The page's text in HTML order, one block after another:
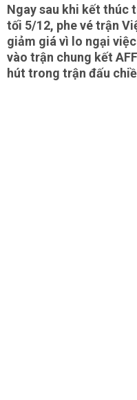
Ngay sau khi kết thúc
tối 5/12, phe vé trận
giảm giá vì lo ngại
vào trận chung kết
hút trong trận đấu